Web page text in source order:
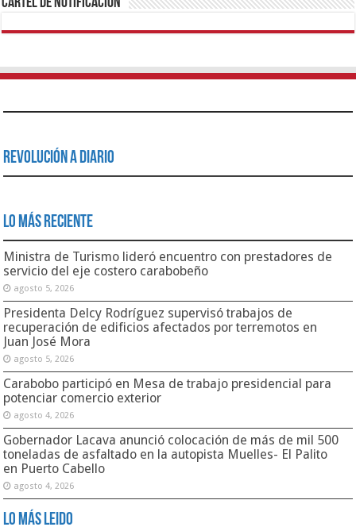
Cartel de Notificación
Revolución a Diario
Lo Más Reciente
Ministra de Turismo lideró encuentro con prestadores de
servicio del eje costero carabobeño
agosto 5, 2026
Presidenta Delcy Rodríguez supervisó trabajos de
recuperación de edificios afectados por terremotos en
Juan José Mora
agosto 5, 2026
Carabobo participó en Mesa de trabajo presidencial para
potenciar comercio exterior
agosto 4, 2026
Gobernador Lacava anunció colocación de más de mil 500
toneladas de asfaltado en la autopista Muelles- El Palito
en Puerto Cabello
agosto 4, 2026
Lo Más Leido